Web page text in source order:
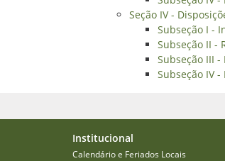
Seção IV -
Subseção I -
Subseção II -
Subseção III -
Subseção IV
Institucional
Calendário e Feriados Locais